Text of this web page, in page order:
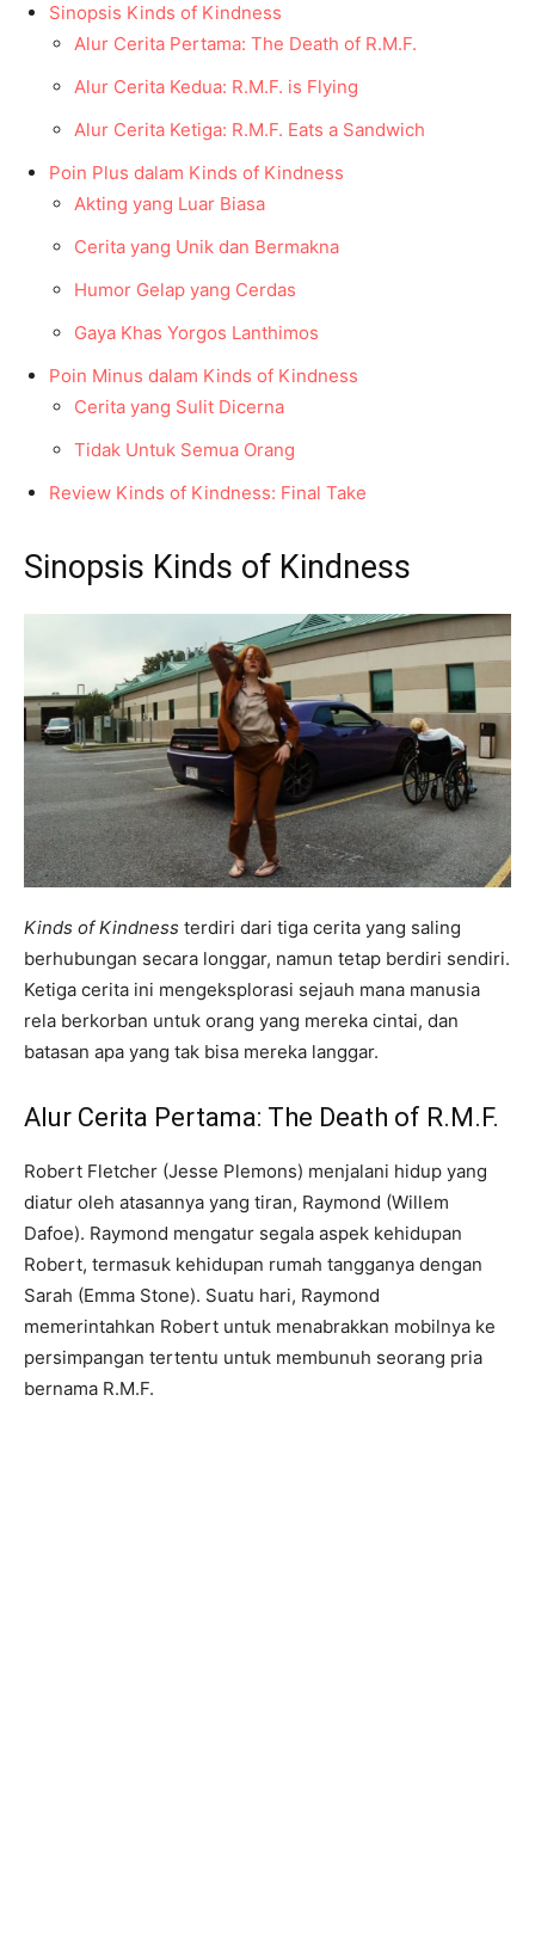
Sinopsis Kinds of Kindness
Alur Cerita Pertama: The Death of R.M.F.
Alur Cerita Kedua: R.M.F. is Flying
Alur Cerita Ketiga: R.M.F. Eats a Sandwich
Poin Plus dalam Kinds of Kindness
Akting yang Luar Biasa
Cerita yang Unik dan Bermakna
Humor Gelap yang Cerdas
Gaya Khas Yorgos Lanthimos
Poin Minus dalam Kinds of Kindness
Cerita yang Sulit Dicerna
Tidak Untuk Semua Orang
Review Kinds of Kindness: Final Take
Sinopsis Kinds of Kindness
Kinds of Kindness terdiri dari tiga cerita yang saling
berhubungan secara longgar, namun tetap berdiri sendiri.
Ketiga cerita ini mengeksplorasi sejauh mana manusia
rela berkorban untuk orang yang mereka cintai, dan
batasan apa yang tak bisa mereka langgar.
Alur Cerita Pertama: The Death of R.M.F.
Robert Fletcher (Jesse Plemons) menjalani hidup yang
diatur oleh atasannya yang tiran, Raymond (Willem
Dafoe). Raymond mengatur segala aspek kehidupan
Robert, termasuk kehidupan rumah tangganya dengan
Sarah (Emma Stone). Suatu hari, Raymond
memerintahkan Robert untuk menabrakkan mobilnya ke
persimpangan tertentu untuk membunuh seorang pria
bernama R.M.F.